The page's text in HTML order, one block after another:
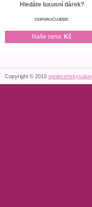
Hledáte luxusní dárek?
DOPORUČUJEME
Naše cena: Kč
Copyright © 2010 spolecenskysalon